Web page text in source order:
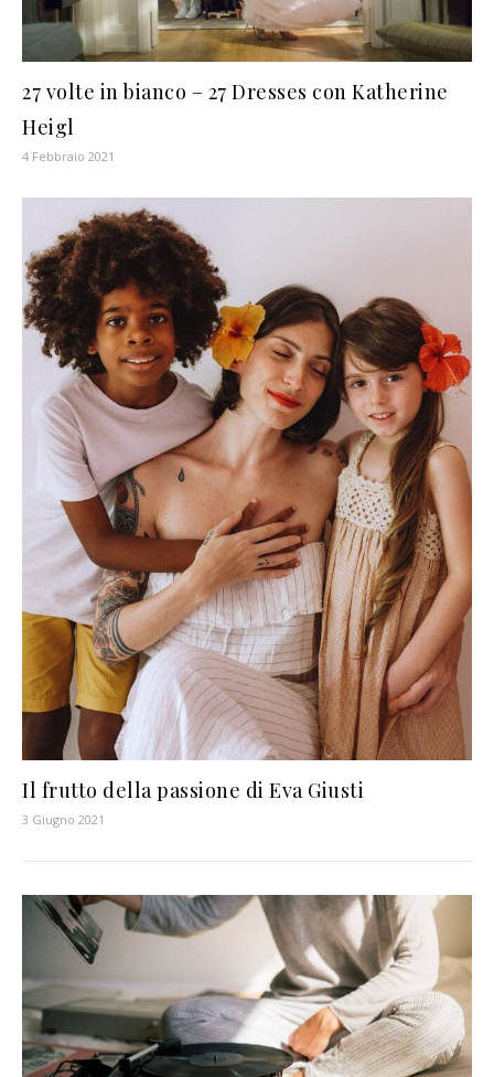
27 volte in bianco – 27 Dresses con Katherine
Heigl
4 Febbraio 2021
Il frutto della passione di Eva Giusti
3 Giugno 2021